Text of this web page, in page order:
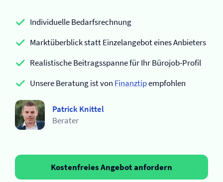
Individuelle Bedarfsrechnung
Marktüberblick statt Einzelangebot eines Anbieters
Realistische Beitragsspanne für Ihr Bürojob-Profil
Unsere Beratung ist von Finanztipempfohlen
Patrick Knittel
Berater
Kostenfreies Angebot anfordern